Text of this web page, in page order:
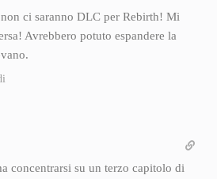
ci saranno DLC per Rebirth! Mi
Avrebbero potuto espandere la
concentrarsi su un terzo capitolo di